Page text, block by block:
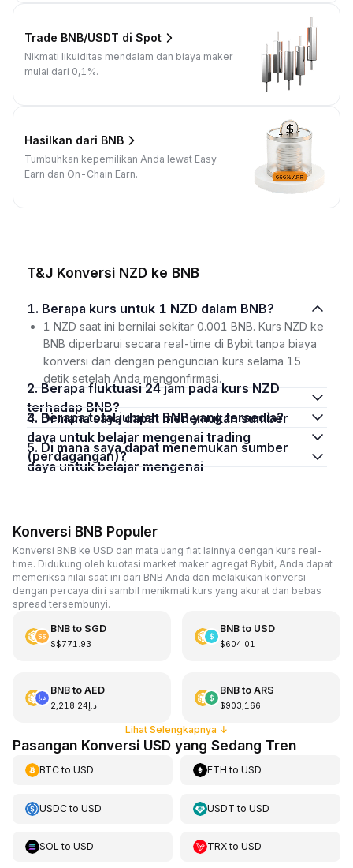
Trade BNB/USDT di Spot
Nikmati likuiditas mendalam dan biaya maker
mulai dari 0,1%.
Hasilkan dari BNB
Tumbuhkan kepemilikan Anda lewat Easy
Earn dan On-Chain Earn.
T&J Konversi NZD ke BNB
1. Berapa kurs untuk 1 NZD dalam BNB?
1 NZD saat ini bernilai sekitar 0.001 BNB. Kurs NZD ke
BNB diperbarui secara real-time di Bybit tanpa biaya
konversi dan dengan penguncian kurs selama 15
detik setelah Anda mengonfirmasi.
2. Berapa fluktuasi 24 jam pada kurs NZD
terhadap BNB?
3. Berapa total jumlah BNB yang tersedia?
4. Di mana saya dapat menemukan sumber
daya untuk belajar mengenai trading
(perdagangan)?
5. Di mana saya dapat menemukan sumber
daya untuk belajar mengenai
Konversi BNB Populer
Konversi BNB ke USD dan mata uang fiat lainnya dengan kurs real-
time. Didukung oleh kuotasi market maker agregat Bybit, Anda dapat
memeriksa nilai saat ini dari BNB Anda dan melakukan konversi
dengan percaya diri sambil menikmati kurs yang akurat dan bebas
spread tersembunyi.
BNBto SGD
S$771.93
BNBto USD
$604.01
BNBto AED
د.إ2,218.24
BNBto ARS
$903,166
Lihat Selengkapnya ↓
Pasangan Konversi USD yang Sedang Tren
BTCto USD ETH toUSD
USDCto USD USDT toUSD
SOL to USD TRXtoUSD